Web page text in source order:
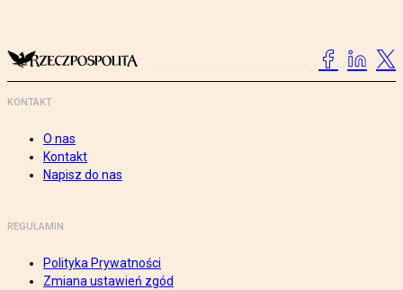
KONTAKT
O nas
Kontakt
Napisz do nas
REGULAMIN
Polityka Prywatności
Zmiana ustawień zgód